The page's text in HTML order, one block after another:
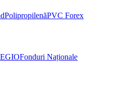
PolipropilenăPVC Forex
Fonduri Naționale